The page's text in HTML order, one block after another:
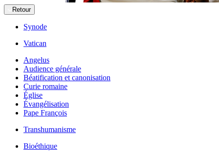
Retour
Synode
Vatican
Angelus
Audience générale
Béatification et canonisation
Curie romaine
Église
Évangélisation
Pape François
Transhumanisme
Bioéthique